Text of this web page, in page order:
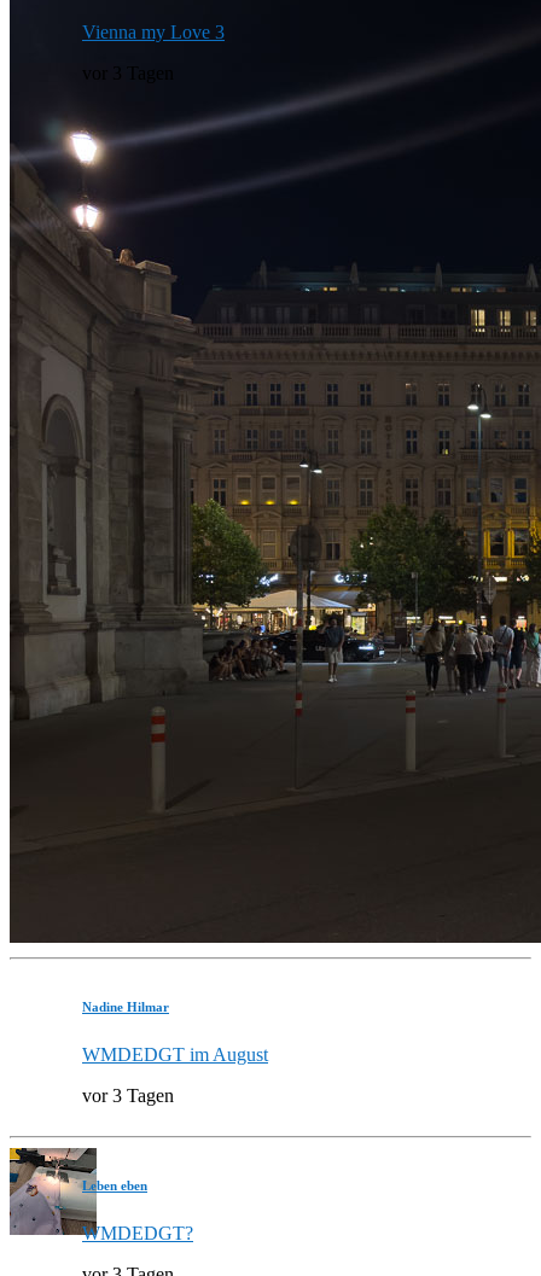
Vienna my Love 3
vor 3 Tagen
Nadine Hilmar
WMDEDGT im August
vor 3 Tagen
Leben eben
WMDEDGT?